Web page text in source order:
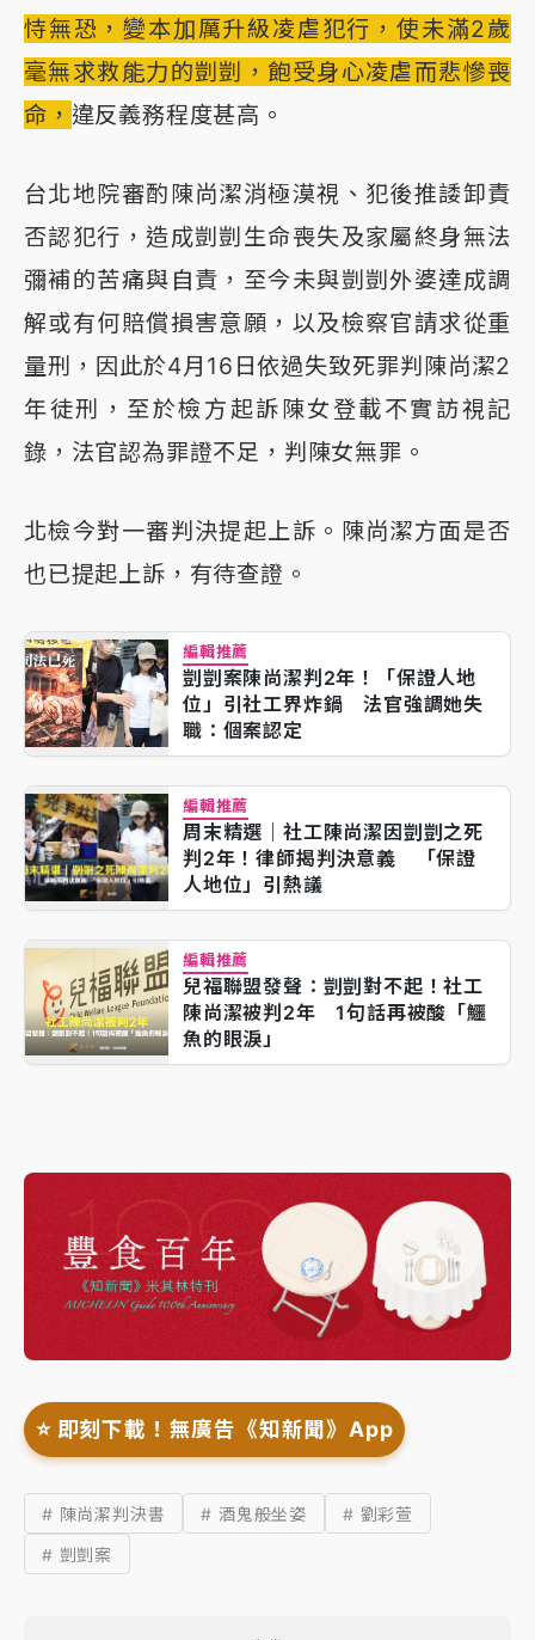
恃無恐，變本加厲升級凌虐犯行，使未滿2歲
毫無求救能力的剴剴，飽受身心凌虐而悲慘喪
命， 違反義務程度甚高。
台北地院審酌陳尚潔消極漠視、犯後推諉卸責
否認犯行，造成剴剴生命喪失及家屬終身無法
彌補的苦痛與自責，至今未與剴剴外婆達成調
解或有何賠償損害意願，以及檢察官請求從重
量刑，因此於4月16日依過失致死罪判陳尚潔2
年徒刑，至於檢方起訴陳女登載不實訪視記
錄，法官認為罪證不足，判陳女無罪。
北檢今對一審判決提起上訴。陳尚潔方面是否
也已提起上訴，有待查證。
編輯推薦
剴剴案陳尚潔判2年！「保證人地
位」引社工界炸鍋 法官強調她失
職：個案認定
編輯推薦
周末精選｜社工陳尚潔因剴剴之死
判2年！律師揭判決意義 「保證
人地位」引熱議
編輯推薦
兒福聯盟發聲：剴剴對不起！社工
陳尚潔被判2年 1句話再被酸「鱷
魚的眼淚」
⭐️ 即刻下載！無廣告《知新聞》App
# 陳尚潔判決書 # 酒鬼般坐姿
# 劉彩萱
# 剴剴案